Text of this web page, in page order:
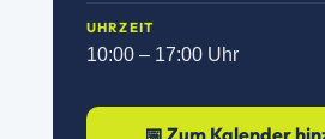
UHRZEIT
10:00 – 17:00 Uhr